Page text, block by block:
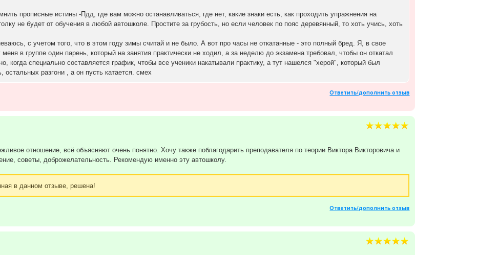
прописные истины -Пдд, где вам можно останавливаться, где нет, какие знаки есть, как проходить упражнения на
не будет от обучения в любой автошколе. Простите за грубость, но если человек по пояс деревянный, то хоть учись, хоть
с учетом того, что в этом году зимы считай и не было. А вот про часы не откатанные - это полный бред. Я, в свое
в группе один парень, который на занятия практически не ходил, а за неделю до экзамена требовал, чтобы он откатал
когда специально составляется график, чтобы все ученики накатывали практику, а тут нашелся "херой", который был
остальных разгони , а он пусть катается. смех
Ответить/дополнить отзыв
отношение, всё объясняют очень понятно. Хочу также поблагодарить преподавателя по теории Виктора Викторовича и
советы, доброжелательность. Рекомендую именно эту автошколу.
в данном отзыве, решена!
Ответить/дополнить отзыв